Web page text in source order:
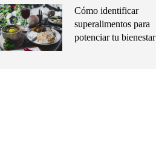
Cómo identificar
superalimentos para
potenciar tu bienestar